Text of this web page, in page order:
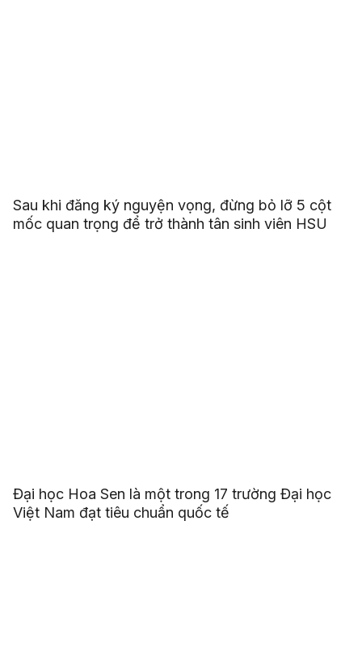
Sau khi đăng ký nguyện vọng, đừng bỏ lỡ 5 cột
mốc quan trọng để trở thành tân sinh viên HSU
Đại học Hoa Sen là một trong 17 trường Đại học
Việt Nam đạt tiêu chuẩn quốc tế